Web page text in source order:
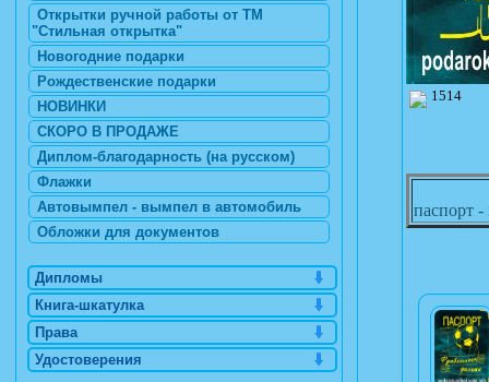
1514
паспорт -
Открытки ручной работы от ТМ
"Стильная открытка"
Новогодние подарки
Рождественские подарки
НОВИНКИ
СКОРО В ПРОДАЖЕ
Диплом-благодарность (на русском)
Флажки
Автовымпел - вымпел в автомобиль
Обложки для документов
Дипломы
Книга-шкатулка
Права
Удостоверения